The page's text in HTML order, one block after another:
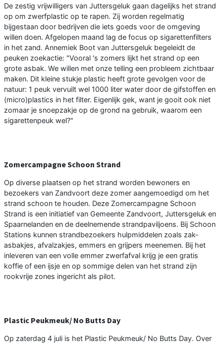
De zestig vrijwilligers van Juttersgeluk gaan dagelijks het strand
op om zwerfplastic op te rapen. Zij worden regelmatig
bijgestaan door bedrijven die iets goeds voor de omgeving
willen doen. Afgelopen maand lag de focus op sigarettenfilters
in het zand. Annemiek Boot van Juttersgeluk begeleidt de
peuken zoekactie: "Vooral 's zomers lijkt het strand op een
grote asbak. We willen met onze telling een probleem zichtbaar
maken. Dit kleine stukje plastic heeft grote gevolgen voor de
natuur: 1 peuk vervuilt wel 1000 liter water door de gifstoffen en
(micro)plastics in het filter. Eigenlijk gek, want je gooit ook niet
zomaar je snoepzakje op de grond na gebruik, waarom een
sigarettenpeuk wel?"
Zomercampagne Schoon Strand
Op diverse plaatsen op het strand worden bewoners en
bezoekers van Zandvoort deze zomer aangemoedigd om het
strand schoon te houden. Deze Zomercampagne Schoon
Strand is een initiatief van Gemeente Zandvoort, Juttersgeluk en
Spaarnelanden en de deelnemende strandpaviljoens. Bij Schoon
Stations kunnen strandbezoekers hulpmiddelen zoals zak-
asbakjes, afvalzakjes, emmers en grijpers meenemen. Bij het
inleveren van een volle emmer zwerfafval krijg je een gratis
koffie of een ijsje en op sommige delen van het strand zijn
rookvrije zones ingericht als pilot.
Plastic Peukmeuk/ No Butts Day
Op zaterdag 4 juli is het Plastic Peukmeuk/ No Butts Day. Over